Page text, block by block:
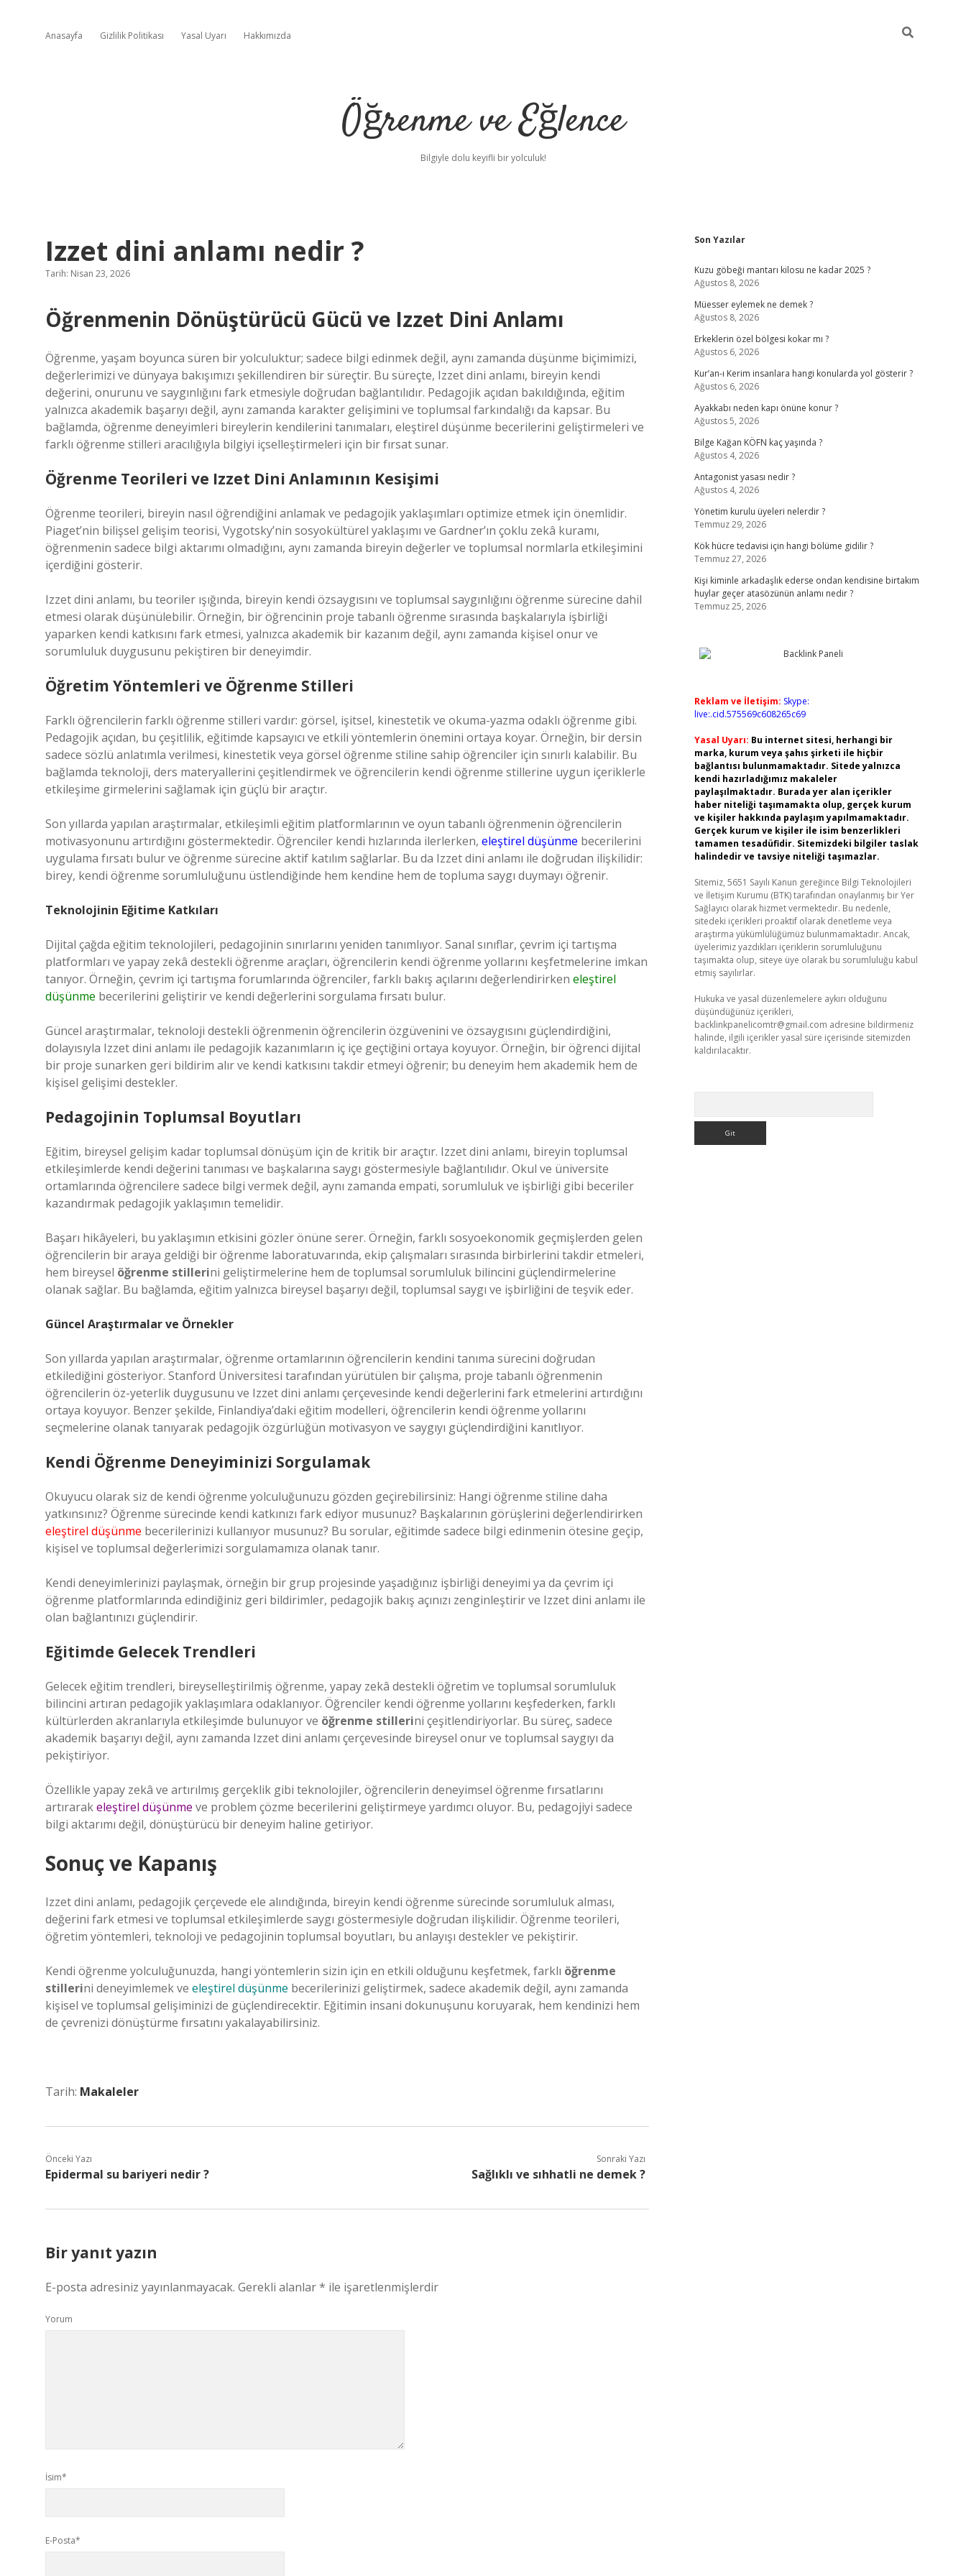
Anasayfa Gizlilik Politikası Yasal Uyarı Hakkımızda
Öğrenme ve Eğlence
Bilgiyle dolu keyifli bir yolculuk!
Izzet dini anlamı nedir ?
Tarih: Nisan 23, 2026
Öğrenmenin Dönüştürücü Gücü ve Izzet Dini Anlamı
Öğrenme, yaşam boyunca süren bir yolculuktur; sadece bilgi edinmek değil, aynı zamanda düşünme biçimimizi,
değerlerimizi ve dünyaya bakışımızı şekillendiren bir süreçtir. Bu süreçte, Izzet dini anlamı, bireyin kendi
değerini, onurunu ve saygınlığını fark etmesiyle doğrudan bağlantılıdır. Pedagojik açıdan bakıldığında, eğitim
yalnızca akademik başarıyı değil, aynı zamanda karakter gelişimini ve toplumsal farkındalığı da kapsar. Bu
bağlamda, öğrenme deneyimleri bireylerin kendilerini tanımaları, eleştirel düşünme becerilerini geliştirmeleri ve
farklı öğrenme stilleri aracılığıyla bilgiyi içselleştirmeleri için bir fırsat sunar.
Öğrenme Teorileri ve Izzet Dini Anlamının Kesişimi
Öğrenme teorileri, bireyin nasıl öğrendiğini anlamak ve pedagojik yaklaşımları optimize etmek için önemlidir.
Piaget’nin bilişsel gelişim teorisi, Vygotsky’nin sosyokültürel yaklaşımı ve Gardner’ın çoklu zekâ kuramı,
öğrenmenin sadece bilgi aktarımı olmadığını, aynı zamanda bireyin değerler ve toplumsal normlarla etkileşimini
içerdiğini gösterir.
Izzet dini anlamı, bu teoriler ışığında, bireyin kendi özsaygısını ve toplumsal saygınlığını öğrenme sürecine dahil
etmesi olarak düşünülebilir. Örneğin, bir öğrencinin proje tabanlı öğrenme sırasında başkalarıyla işbirliği
yaparken kendi katkısını fark etmesi, yalnızca akademik bir kazanım değil, aynı zamanda kişisel onur ve
sorumluluk duygusunu pekiştiren bir deneyimdir.
Öğretim Yöntemleri ve Öğrenme Stilleri
Farklı öğrencilerin farklı öğrenme stilleri vardır: görsel, işitsel, kinestetik ve okuma-yazma odaklı öğrenme gibi.
Pedagojik açıdan, bu çeşitlilik, eğitimde kapsayıcı ve etkili yöntemlerin önemini ortaya koyar. Örneğin, bir dersin
sadece sözlü anlatımla verilmesi, kinestetik veya görsel öğrenme stiline sahip öğrenciler için sınırlı kalabilir. Bu
bağlamda teknoloji, ders materyallerini çeşitlendirmek ve öğrencilerin kendi öğrenme stillerine uygun içeriklerle
etkileşime girmelerini sağlamak için güçlü bir araçtır.
Son yıllarda yapılan araştırmalar, etkileşimli eğitim platformlarının ve oyun tabanlı öğrenmenin öğrencilerin
motivasyonunu artırdığını göstermektedir. Öğrenciler kendi hızlarında ilerlerken, eleştirel düşünme becerilerini
uygulama fırsatı bulur ve öğrenme sürecine aktif katılım sağlarlar. Bu da Izzet dini anlamı ile doğrudan ilişkilidir:
birey, kendi öğrenme sorumluluğunu üstlendiğinde hem kendine hem de topluma saygı duymayı öğrenir.
Teknolojinin Eğitime Katkıları
Dijital çağda eğitim teknolojileri, pedagojinin sınırlarını yeniden tanımlıyor. Sanal sınıflar, çevrim içi tartışma
platformları ve yapay zekâ destekli öğrenme araçları, öğrencilerin kendi öğrenme yollarını keşfetmelerine imkan
tanıyor. Örneğin, çevrim içi tartışma forumlarında öğrenciler, farklı bakış açılarını değerlendirirken eleştirel
düşünme becerilerini geliştirir ve kendi değerlerini sorgulama fırsatı bulur.
Güncel araştırmalar, teknoloji destekli öğrenmenin öğrencilerin özgüvenini ve özsaygısını güçlendirdiğini,
dolayısıyla Izzet dini anlamı ile pedagojik kazanımların iç içe geçtiğini ortaya koyuyor. Örneğin, bir öğrenci dijital
bir proje sunarken geri bildirim alır ve kendi katkısını takdir etmeyi öğrenir; bu deneyim hem akademik hem de
kişisel gelişimi destekler.
Pedagojinin Toplumsal Boyutları
Eğitim, bireysel gelişim kadar toplumsal dönüşüm için de kritik bir araçtır. Izzet dini anlamı, bireyin toplumsal
etkileşimlerde kendi değerini tanıması ve başkalarına saygı göstermesiyle bağlantılıdır. Okul ve üniversite
ortamlarında öğrencilere sadece bilgi vermek değil, aynı zamanda empati, sorumluluk ve işbirliği gibi beceriler
kazandırmak pedagojik yaklaşımın temelidir.
Başarı hikâyeleri, bu yaklaşımın etkisini gözler önüne serer. Örneğin, farklı sosyoekonomik geçmişlerden gelen
öğrencilerin bir araya geldiği bir öğrenme laboratuvarında, ekip çalışmaları sırasında birbirlerini takdir etmeleri,
hem bireysel öğrenme stillerini geliştirmelerine hem de toplumsal sorumluluk bilincini güçlendirmelerine
olanak sağlar. Bu bağlamda, eğitim yalnızca bireysel başarıyı değil, toplumsal saygı ve işbirliğini de teşvik eder.
Güncel Araştırmalar ve Örnekler
Son yıllarda yapılan araştırmalar, öğrenme ortamlarının öğrencilerin kendini tanıma sürecini doğrudan
etkilediğini gösteriyor. Stanford Üniversitesi tarafından yürütülen bir çalışma, proje tabanlı öğrenmenin
öğrencilerin öz-yeterlik duygusunu ve Izzet dini anlamı çerçevesinde kendi değerlerini fark etmelerini artırdığını
ortaya koyuyor. Benzer şekilde, Finlandiya’daki eğitim modelleri, öğrencilerin kendi öğrenme yollarını
seçmelerine olanak tanıyarak pedagojik özgürlüğün motivasyon ve saygıyı güçlendirdiğini kanıtlıyor.
Kendi Öğrenme Deneyiminizi Sorgulamak
Okuyucu olarak siz de kendi öğrenme yolculuğunuzu gözden geçirebilirsiniz: Hangi öğrenme stiline daha
yatkınsınız? Öğrenme sürecinde kendi katkınızı fark ediyor musunuz? Başkalarının görüşlerini değerlendirirken
eleştirel düşünme becerilerinizi kullanıyor musunuz? Bu sorular, eğitimde sadece bilgi edinmenin ötesine geçip,
kişisel ve toplumsal değerlerimizi sorgulamamıza olanak tanır.
Kendi deneyimlerinizi paylaşmak, örneğin bir grup projesinde yaşadığınız işbirliği deneyimi ya da çevrim içi
öğrenme platformlarında edindiğiniz geri bildirimler, pedagojik bakış açınızı zenginleştirir ve Izzet dini anlamı ile
olan bağlantınızı güçlendirir.
Eğitimde Gelecek Trendleri
Gelecek eğitim trendleri, bireyselleştirilmiş öğrenme, yapay zekâ destekli öğretim ve toplumsal sorumluluk
bilincini artıran pedagojik yaklaşımlara odaklanıyor. Öğrenciler kendi öğrenme yollarını keşfederken, farklı
kültürlerden akranlarıyla etkileşimde bulunuyor ve öğrenme stillerini çeşitlendiriyorlar. Bu süreç, sadece
akademik başarıyı değil, aynı zamanda Izzet dini anlamı çerçevesinde bireysel onur ve toplumsal saygıyı da
pekiştiriyor.
Özellikle yapay zekâ ve artırılmış gerçeklik gibi teknolojiler, öğrencilerin deneyimsel öğrenme fırsatlarını
artırarakeleştirel düşünme ve problem çözme becerilerini geliştirmeye yardımcı oluyor. Bu, pedagojiyi sadece
bilgi aktarımı değil, dönüştürücü bir deneyim haline getiriyor.
Sonuç ve Kapanış
Izzet dini anlamı, pedagojik çerçevede ele alındığında, bireyin kendi öğrenme sürecinde sorumluluk alması,
değerini fark etmesi ve toplumsal etkileşimlerde saygı göstermesiyle doğrudan ilişkilidir. Öğrenme teorileri,
öğretim yöntemleri, teknoloji ve pedagojinin toplumsal boyutları, bu anlayışı destekler ve pekiştirir.
Kendi öğrenme yolculuğunuzda, hangi yöntemlerin sizin için en etkili olduğunu keşfetmek, farklı öğrenme
stillerini deneyimlemek ve eleştirel düşünme becerilerinizi geliştirmek, sadece akademik değil, aynı zamanda
kişisel ve toplumsal gelişiminizi de güçlendirecektir. Eğitimin insani dokunuşunu koruyarak, hem kendinizi hem
de çevrenizi dönüştürme fırsatını yakalayabilirsiniz.
Tarih: Makaleler
Önceki Yazı
Epidermal su bariyeri nedir ?
Sonraki Yazı
Sağlıklı ve sıhhatli ne demek ?
Bir yanıt yazın
E-posta adresiniz yayınlanmayacak. Gerekli alanlar* ile işaretlenmişlerdir
Yorum
İsim*
E-Posta*
Sidebar
Son Yazılar
Kuzu göbeği mantarı kilosu ne kadar 2025 ?
Ağustos 8, 2026
Müesser eylemek ne demek ?
Ağustos 8, 2026
Erkeklerin özel bölgesi kokar mı ?
Ağustos 6, 2026
Kur’an-ı Kerim insanlara hangi konularda yol gösterir ?
Ağustos 6, 2026
Ayakkabı neden kapı önüne konur ?
Ağustos 5, 2026
Bilge Kağan KÖFN kaç yaşında ?
Ağustos 4, 2026
Antagonist yasası nedir ?
Ağustos 4, 2026
Yönetim kurulu üyeleri nelerdir ?
Temmuz 29, 2026
Kök hücre tedavisi için hangi bölüme gidilir ?
Temmuz 27, 2026
Kişi kiminle arkadaşlık ederse ondan kendisine birtakım
huylar geçer atasözünün anlamı nedir ?
Temmuz 25, 2026
Reklam ve İletişim: Skype:
live:.cid.575569c608265c69
Yasal Uyarı: Bu internet sitesi, herhangi bir
marka, kurum veya şahıs şirketi ile hiçbir
bağlantısı bulunmamaktadır. Sitede yalnızca
kendi hazırladığımız makaleler
paylaşılmaktadır. Burada yer alan içerikler
haber niteliği taşımamakta olup, gerçek kurum
ve kişiler hakkında paylaşım yapılmamaktadır.
Gerçek kurum ve kişiler ile isim benzerlikleri
tamamen tesadüfidir. Sitemizdeki bilgiler taslak
halindedir ve tavsiye niteliği taşımazlar.
Sitemiz, 5651 Sayılı Kanun gereğince Bilgi Teknolojileri
ve İletişim Kurumu (BTK) tarafından onaylanmış bir Yer
Sağlayıcı olarak hizmet vermektedir. Bu nedenle,
sitedeki içerikleri proaktif olarak denetleme veya
araştırma yükümlülüğümüz bulunmamaktadır. Ancak,
üyelerimiz yazdıkları içeriklerin sorumluluğunu
taşımakta olup, siteye üye olarak bu sorumluluğu kabul
etmiş sayılırlar.
Hukuka ve yasal düzenlemelere aykırı olduğunu
düşündüğünüz içerikleri,
backlinkpanelicomtr@gmail.com adresine bildirmeniz
halinde, ilgili içerikler yasal süre içerisinde sitemizden
kaldırılacaktır.